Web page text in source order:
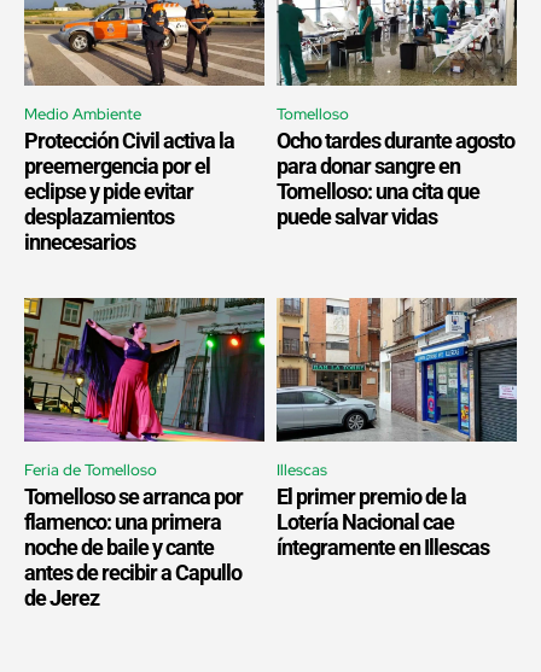
Medio Ambiente
Protección Civil activa la
preemergencia por el
eclipse y pide evitar
desplazamientos
innecesarios
Tomelloso
Ocho tardes durante agosto
para donar sangre en
Tomelloso: una cita que
puede salvar vidas
Feria de Tomelloso
Tomelloso se arranca por
flamenco: una primera
noche de baile y cante
antes de recibir a Capullo
de Jerez
Illescas
El primer premio de la
Lotería Nacional cae
íntegramente en Illescas